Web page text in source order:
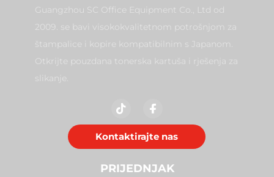
Guangzhou SC Office Equipment Co., Ltd od
2009. se bavi visokokvalitetnom potrošnjom za
štampalice i kopire kompatibilnim s Japanom.
Otkrijte pouzdana tonerska kartuša i rješenja za
slikanje.
Kontaktirajte nas
PRIJEDNJAK